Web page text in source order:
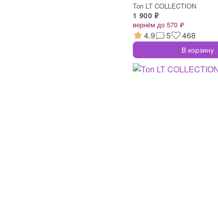
Топ LT COLLECTION
1 900 ₽
вернём до 570 ₽
4.9 5 468
В корзину